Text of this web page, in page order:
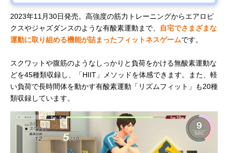
2023年11月30日発売。高強度の筋力トレーニングからエアロビ
クスやジャズダンスのような有酸素運動まで、
自宅でさまざまな
運動に取り組める機能が詰まったフィットネスゲームです。
スクワットや腹筋のようなしっかりと負荷をかける無酸素運動な
どを45種類収録し、「HIIT」メソッドを体感できます。また、軽
い負荷で長時間体を動かす有酸素運動「リズムフィット」も20種
類収録しています。